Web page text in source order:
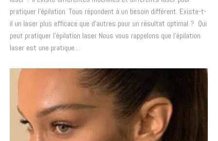
pratiquer l’épilation. Tous répondent à un besoin différent. Existe-t-
il un laser plus efficace que d’autres pour un résultat optimal ? Qui
peut pratiquer l’épilation laser Nous vous rappelons que l’épilation
laser est une pratique…